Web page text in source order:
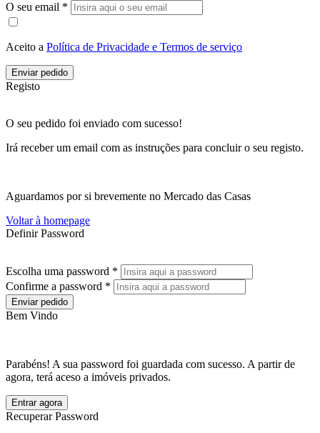
O seu email *
Aceito a Política de Privacidade e Termos de serviço
Enviar pedido
Registo
O seu pedido foi enviado com sucesso!
Irá receber um email com as instruções para concluir o seu registo.
Aguardamos por si brevemente no Mercado das Casas
Voltar à homepage
Definir Password
Escolha uma password *
Confirme a password *
Enviar pedido
Bem Vindo
Parabéns! A sua password foi guardada com sucesso. A partir de
agora, terá aceso a imóveis privados.
Entrar agora
Recuperar Password